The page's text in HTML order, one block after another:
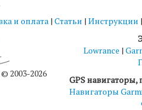
и оплата | Статьи | Инструкции
2003-2026
Lowrance |
GPS
Навигаторы